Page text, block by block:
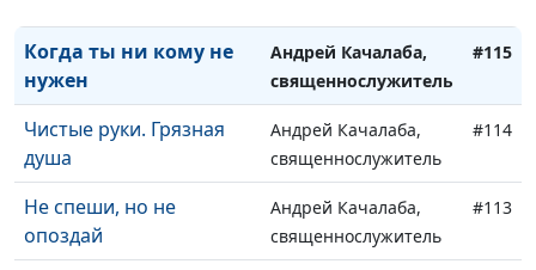
Когда ты ни кому не
нужен
Андрей Качалаба,
священнослужитель
#115
Чистые руки. Грязная
душа
Андрей Качалаба,
священнослужитель
#114
Не спеши, но не
опоздай
Андрей Качалаба,
священнослужитель
#113